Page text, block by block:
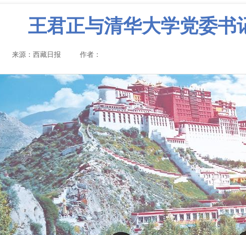
王君正与清华大学党委书
来源：西藏日报 作者：